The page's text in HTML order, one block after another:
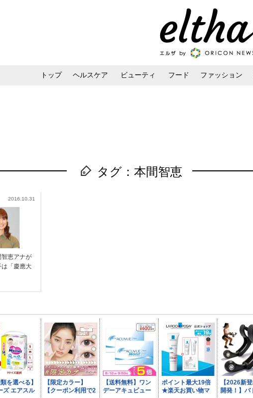
トップ ヘルスケア ビューティ フード ファッション
タグ：本間智恵
2016.10.31
智恵アナが
「慶應大